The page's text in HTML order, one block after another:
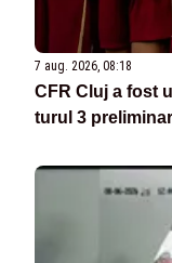
7 aug. 2026, 08:18
CFR Cluj a fost
turul 3